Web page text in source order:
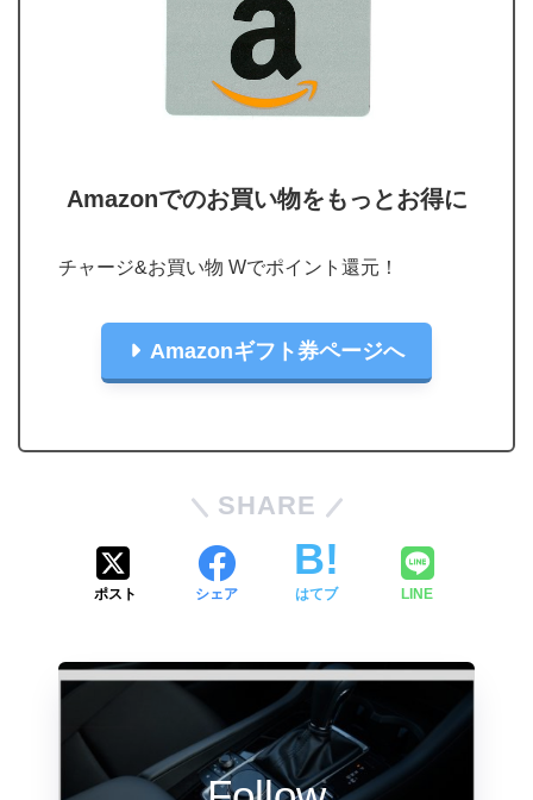
Amazonでのお買い物をもっとお得に
チャージ&お買い物 Wでポイント還元！
Amazonギフト券ページへ
SHARE
ポスト シェア はてブ LINE